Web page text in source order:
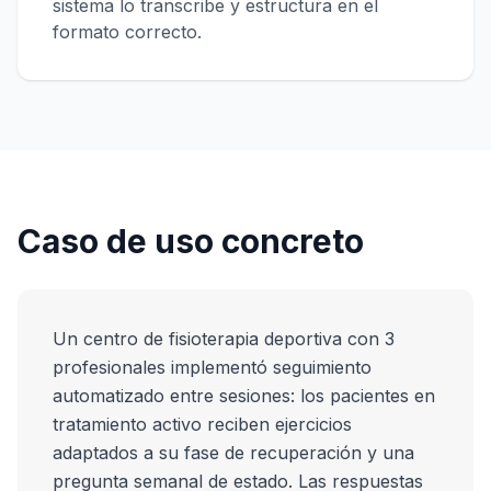
sistema lo transcribe y estructura en el
formato correcto.
Caso de uso concreto
Un centro de fisioterapia deportiva con 3
profesionales implementó seguimiento
automatizado entre sesiones: los pacientes en
tratamiento activo reciben ejercicios
adaptados a su fase de recuperación y una
pregunta semanal de estado. Las respuestas